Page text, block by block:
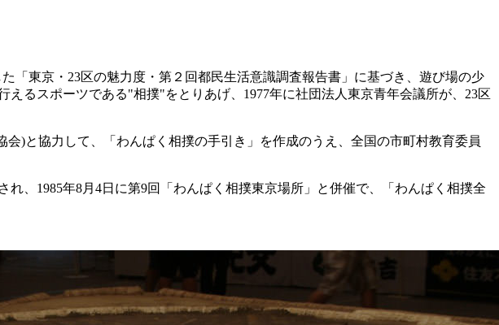
「東京・23区の魅力度・第２回都民生活意識調査報告書」に基づき、遊び場の少
るスポーツである"相撲"をとりあげ、1977年に社団法人東京青年会議所が、23区
)と協力して、「わんぱく相撲の手引き」を作成のうえ、全国の市町村教育委員
、1985年8月4日に第9回「わんぱく相撲東京場所」と併催で、「わんぱく相撲全